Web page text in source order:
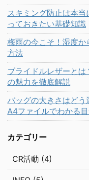
スキミング防止は本
っておきたい基礎知識
梅雨の今こそ！湿度
方法
ブライドルレザーと
の魅力を徹底解説
バッグの大きさはどう
A4ファイルでわかる
カテゴリー
CR活動 (4)